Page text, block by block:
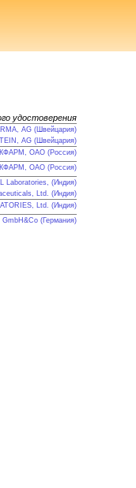
удостоверения
AG (Швейцария)
AG (Швейцария)
ОАО (Россия)
ОАО (Россия)
Laboratories, (Индия)
Ltd. (Индия)
Ltd. (Индия)
(Германия)